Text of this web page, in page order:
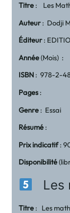
Titre : Les
Auteur: Dodji
Éditeur:
Année(Mois) :
ISBN : 978-2-
Pages:
Genre : Essai
Résumé :
Prix indicatif:
Disponibilité
Les
Titre : Les